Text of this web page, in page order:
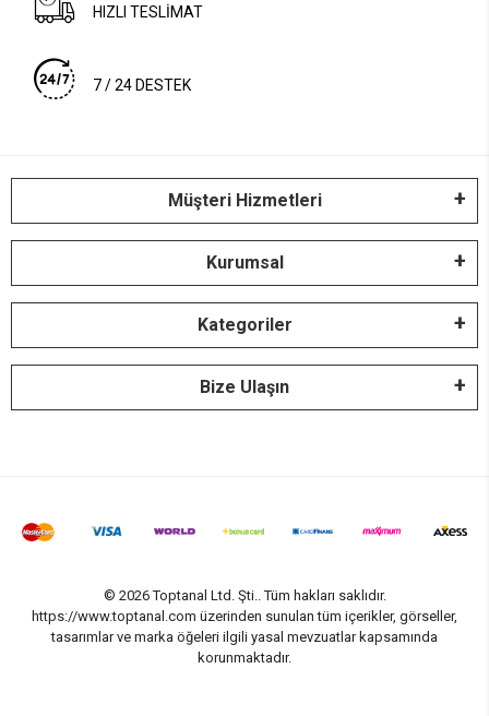
HIZLI TESLİMAT
7 / 24 DESTEK
Müşteri Hizmetleri
Kurumsal
Kategoriler
Bize Ulaşın
© 2026 Toptanal Ltd. Şti.. Tüm hakları saklıdır.
https://www.toptanal.com üzerinden sunulan tüm içerikler, görseller,
tasarımlar ve marka öğeleri ilgili yasal mevzuatlar kapsamında
korunmaktadır.